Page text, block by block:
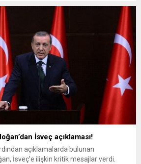
karşısında direnemedi. Yüce Kur’an’ı
İsveç açıklaması!
açıklamalarda bulunan
İsveç’e ilişkin kritik mesajlar verdi.